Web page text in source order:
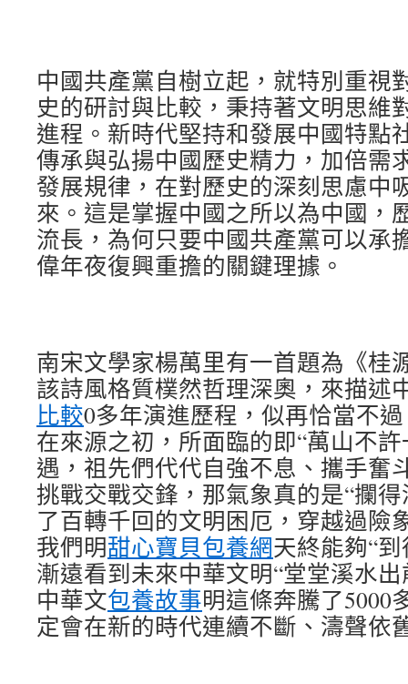
中國共產黨自樹立起，就特別重視
史的研討與比較，秉持著文明思維
進程。新時代堅持和發展中國特點
傳承與弘揚中國歷史精力，加倍需
發展規律，在對歷史的深刻思慮中
來。這是掌握中國之所以為中國，
流長，為何只要中國共產黨可以承
偉年夜復興重擔的關鍵理據。
南宋文學家楊萬里有一首題為《桂
該詩風格質樸然哲理深奧，來描述
比較0多年演進歷程，似再恰當不
在來源之初，所面臨的即“萬山不
遇，祖先們代代自強不息、攜手奮
挑戰交戰交鋒，那氣象真的是“攔
了百轉千回的文明困厄，穿越過險
我們明甜心寶貝包養網天終能夠“
漸遠看到未來中華文明“堂堂溪水
中華文包養故事明這條奔騰了5000
定會在新的時代連續不斷、濤聲依